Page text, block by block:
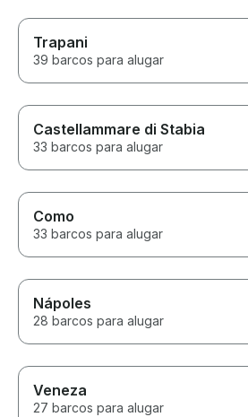
Trapani
39 barcos para alugar
Castellammare di Stabia
33 barcos para alugar
Como
33 barcos para alugar
Nápoles
28 barcos para alugar
Veneza
27 barcos para alugar